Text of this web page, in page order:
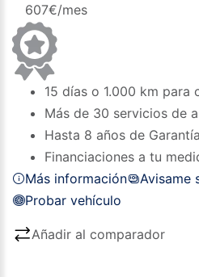
607€/mes
15 días o 1.000 km para
Más de 30 servicios de
Hasta 8 años de
Financiaciones a tu
Más información
Avisame
Probar vehículo
Añadir al comparador